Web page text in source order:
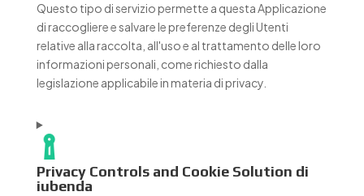
Questo tipo di servizio permette a questa Applicazione
di raccogliere e salvare le preferenze degli Utenti
relative alla raccolta, all'uso e al trattamento delle loro
informazioni personali, come richiesto dalla
legislazione applicabile in materia di privacy.
Privacy Controls and Cookie Solution di
iubenda